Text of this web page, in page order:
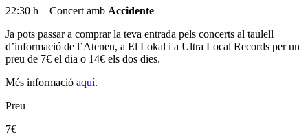
22:30 h – Concert amb Accidente
Ja pots passar a comprar la teva entrada pels concerts al taulell
d’informació de l’Ateneu, a El Lokal i a Ultra Local Records per un
preu de 7€ el dia o 14€ els dos dies.
Més informació aquí.
Preu
7€